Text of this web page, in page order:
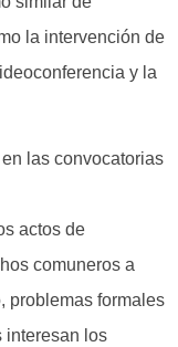
la intervención de
y la
las convocatorias
actos de
comuneros a
problemas formales
interesan los